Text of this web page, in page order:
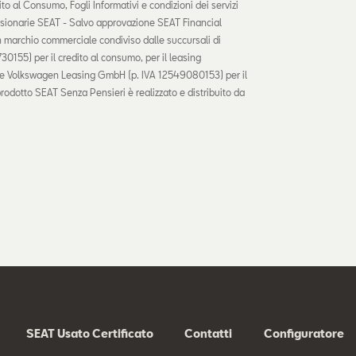
al Consumo, Fogli Informativi e condizioni dei servizi
SEAT - Salvo approvazione SEAT Financial
marchio commerciale condiviso dalle succursali di
per il credito al consumo, per il leasing
Leasing GmbH (p. IVA 12549080153) per il
SEAT Senza Pensieri è realizzato e distribuito da
SEAT Usato Certificato Contatti Configuratore